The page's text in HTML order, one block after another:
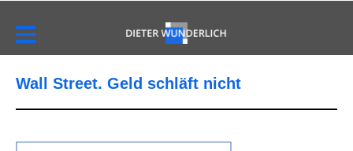
Wall Street. Geld schläft nicht